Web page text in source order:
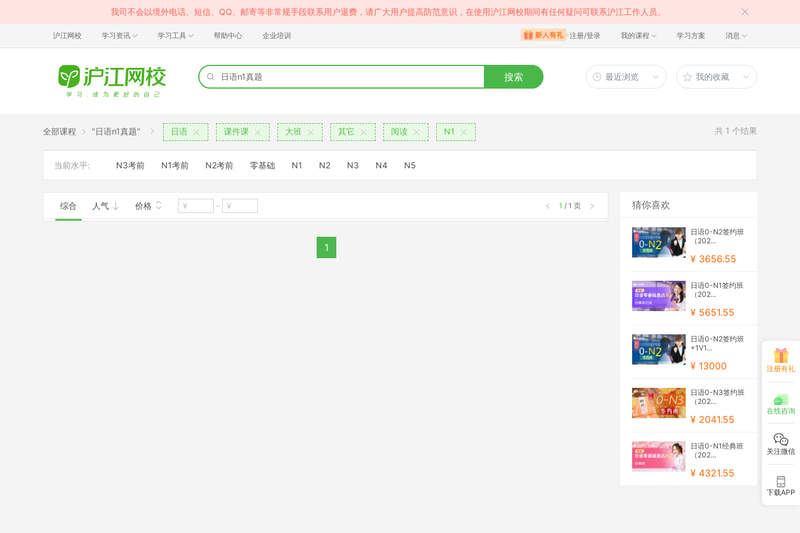
我司不会以境外电话、短信、QQ、邮寄等非常规手段联系用户退费，请广大用户提高防范意识，在使用沪江网校期间有任何疑问可联系沪江工作人员。
沪江网校 学习资讯 学习工具 帮助中心 企业培训 注册/登录 我的课程 学习方案 消息
搜索 最近浏览 我的收藏
全部课程 "日语n1真题" 日语 课件课 大班 其它 阅读 N1 共 1 个结果
当前水平: N3考前 N1考前 N2考前 零基础 N1 N2 N3 N4 N5
综合 人气 价格 - 1 / 1 页
1
猜你喜欢
日语0-N2签约班
（202...
¥ 3656.55
日语0-N1签约班
（202...
¥ 5651.55
日语0-N2签约班
+1V1...
¥ 13000
日语0-N3签约班
（202...
¥ 2041.55
日语0-N1经典班
（202...
¥ 4321.55
注册有礼
在线咨询
关注微信
下载APP